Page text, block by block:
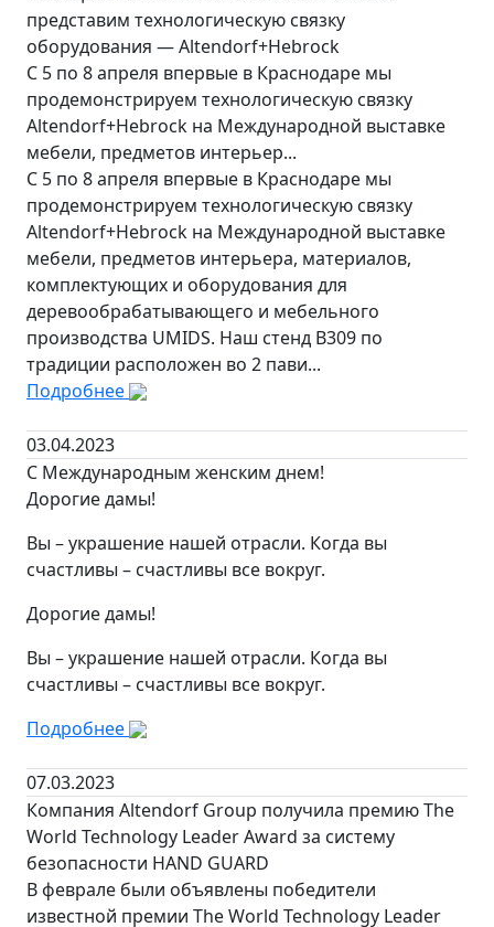
представим технологическую связку
оборудования — Altendorf+Hebrock
С 5 по 8 апреля впервые в Краснодаре мы
продемонстрируем технологическую связку
Altendorf+Hebrock на Международной выставке
мебели, предметов интерьер...
С 5 по 8 апреля впервые в Краснодаре мы
продемонстрируем технологическую связку
Altendorf+Hebrock на Международной выставке
мебели, предметов интерьера, материалов,
комплектующих и оборудования для
деревообрабатывающего и мебельного
производства UMIDS. Наш стенд B309 по
традиции расположен во 2 пави...
Подробнее
03.04.2023
С Международным женским днем!
Дорогие дамы!
Вы – украшение нашей отрасли. Когда вы
счастливы – счастливы все вокруг.
Дорогие дамы!
Вы – украшение нашей отрасли. Когда вы
счастливы – счастливы все вокруг.
Подробнее
07.03.2023
Компания Altendorf Group получила премию The
World Technology Leader Award за систему
безопасности HAND GUARD
В феврале были объявлены победители
известной премии The World Technology Leader